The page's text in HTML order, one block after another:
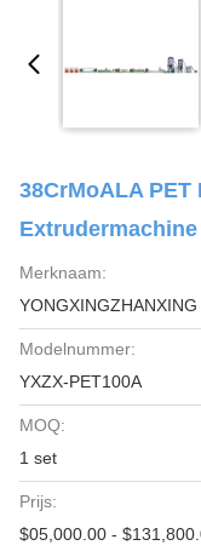
38CrMoALA
Merknaam:
YONGXINGZHANXING
Modelnummer:
YXZX-PET100A
MOQ:
1 set
Prijs:
$05,000.00 -